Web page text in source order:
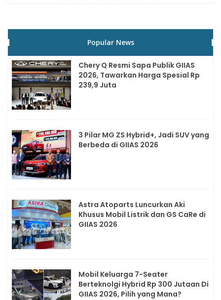
Popular News
Chery Q Resmi Sapa Publik GIIAS
2026, Tawarkan Harga Spesial Rp
239,9 Juta
3 Pilar MG ZS Hybrid+, Jadi SUV yang
Berbeda di GIIAS 2026
Astra Atoparts Luncurkan Aki
Khusus Mobil Listrik dan GS CaRe di
GIIAS 2026
Mobil Keluarga 7-Seater
Berteknolgi Hybrid Rp 300 Jutaan Di
GIIAS 2026, Pilih yang Mana?